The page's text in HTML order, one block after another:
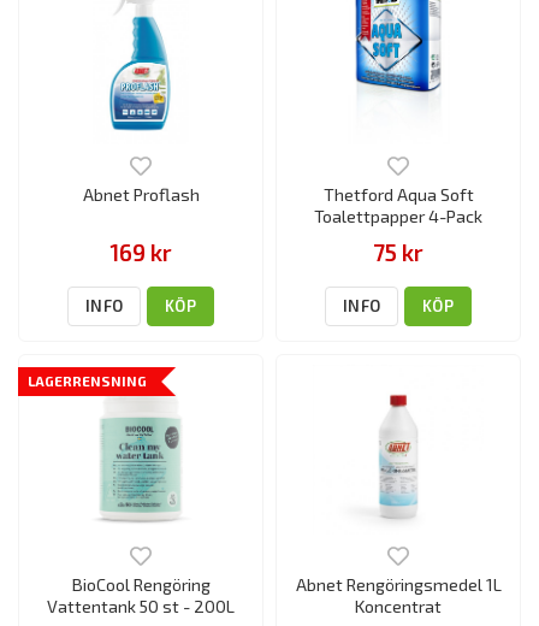
Abnet Proflash
169 kr
INFO KÖP
Thetford Aqua Soft
Toalettpapper 4-Pack
75 kr
INFO KÖP
LAGERRENSNING
BioCool Rengöring
Vattentank 50 st - 200L
Abnet Rengöringsmedel 1L
Koncentrat